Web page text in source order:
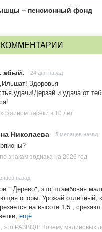
– пенсионный фонд
абый. 24 дня назад
Здоровья
и удача от
пасеки в 10 лет
Николаева 5 месяцев назад
знакам зодиака на 2026 год
назад
" Дерево", это штамбовая
опоры. Урожай отличный, к
на высоте 1,5 ,
ещё